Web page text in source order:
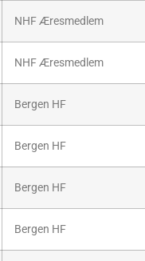
NHF Æresmedlem
NHF Æresmedlem
Bergen HF
Bergen HF
Bergen HF
Bergen HF